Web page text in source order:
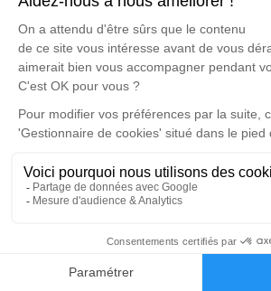
Faire-part
d'expression dédié à honorer la
GUBERNATI.
Un service de plantation d’arbre
disponible ici.
Je
Inhumation
Cimetière de Mimet
13105 Mimet